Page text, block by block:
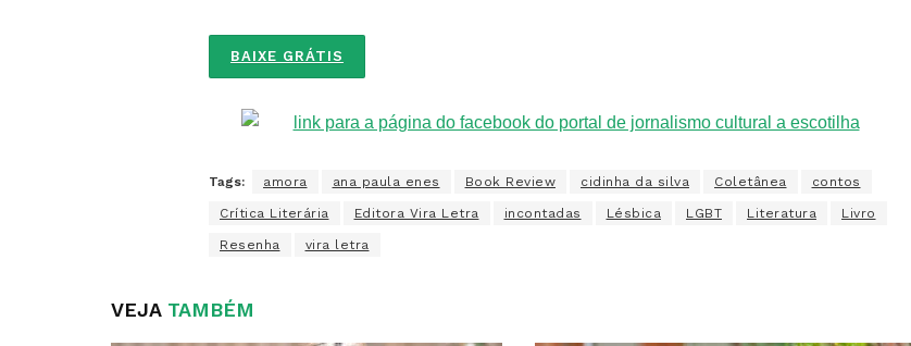
BAIXE GRÁTIS
Tags: amora ana paula enes Book Review cidinha da silva Coletânea contos
Crítica Literária Editora Vira Letra incontadas Lésbica LGBT Literatura Livro
Resenha vira letra
VEJATAMBÉM